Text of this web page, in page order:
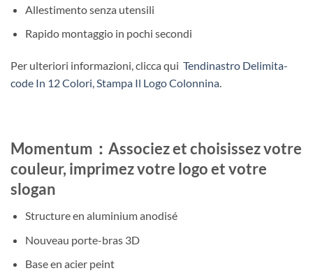
Allestimento senza utensili
Rapido montaggio in pochi secondi
Per ulteriori informazioni, clicca qui Tendinastro Delimita-
code In 12 Colori, Stampa Il Logo Colonnina.
Momentum：Associez et choisissez votre
couleur, imprimez votre logo et votre
slogan
Structure en aluminium anodisé
Nouveau porte-bras 3D
Base en acier peint